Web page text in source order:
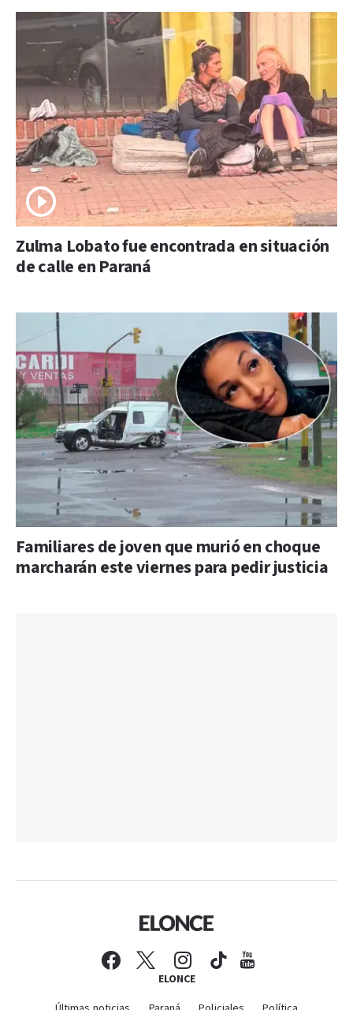
Zulma Lobato fue encontrada en situación
de calle en Paraná
Familiares de joven que murió en choque
marcharán este viernes para pedir justicia
ELONCE